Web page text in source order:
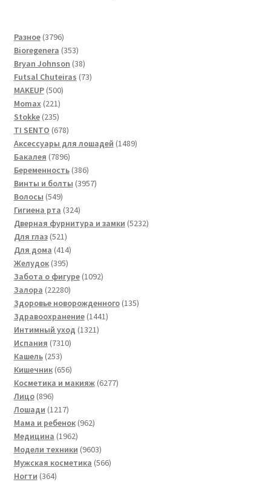
Разное 37963796
товаров
Bioregenera 353353
товара
Bryan Johnson 3838
товаров
Futsal Сhuteiras 7373
MAKEUP 500500
Momax 221221
товар
Stokke 235235
товаров
TI SENTO 678678
товаров
Аксессуары для лошадей 14891489
Бакалея 78967896
товаров
Беременность 386386
товаров
Винты и болты 39573957
Волосы 549549
товаров
Гигиена рта 324324
товара
Дверная фурнитура и замки 52325232
Для глаз 521521
товар
Для дома 414414
Желудок 395395
товаров
Забота о фигуре 10921092
Залора 2228022280
товаров
Здоровье новорожденного 135135
Здравоохранение 14411441
Интимный уход 13211321
Испания 73107310
Кашель 253253
товара
Кишечник 656656
товаров
Косметика и макияж 62776277
Лицо 896896
товаров
Лошади 12171217
товаров
Мама и ребенок 962962
Медицина 19621962
товара
Модели техники 96039603
товара
Мужская косметика 566566
Ногти 364364